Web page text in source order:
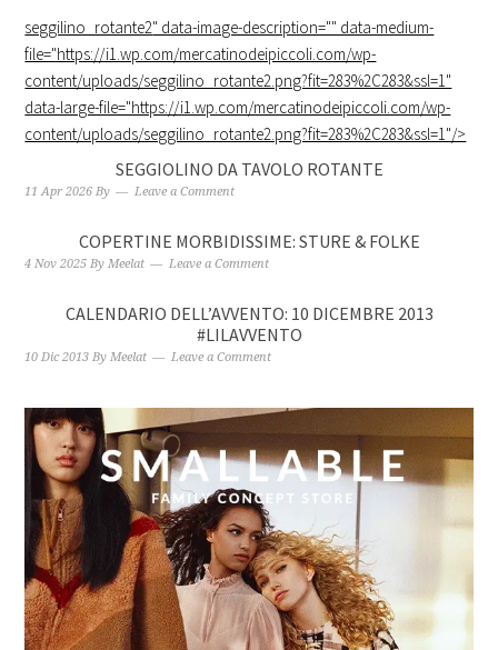
seggilino_rotante2" data-image-description="" data-medium-
file="https://i1.wp.com/mercatinodeipiccoli.com/wp-
content/uploads/seggilino_rotante2.png?fit=283%2C283&ssl=1"
data-large-file="https://i1.wp.com/mercatinodeipiccoli.com/wp-
content/uploads/seggilino_rotante2.png?fit=283%2C283&ssl=1"/>
SEGGIOLINO DA TAVOLO ROTANTE
11 Apr 2026 By Leave a Comment
COPERTINE MORBIDISSIME: STURE & FOLKE
4 Nov 2025 ByMeelat Leave a Comment
CALENDARIO DELL’AVVENTO: 10 DICEMBRE 2013
#LILAVVENTO
10 Dic 2013 ByMeelat Leave a Comment